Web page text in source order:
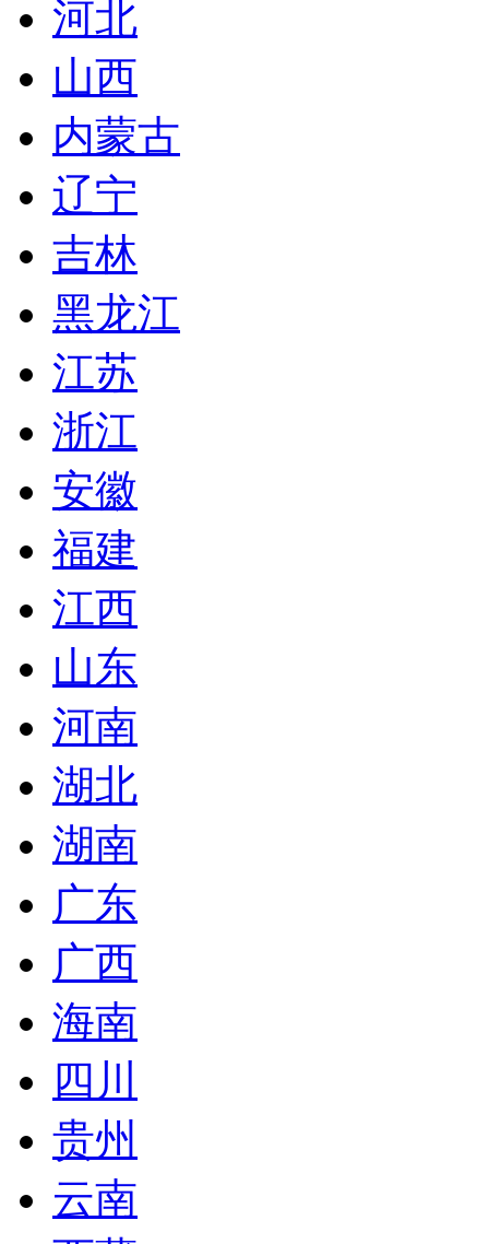
河北
山西
内蒙古
辽宁
吉林
黑龙江
江苏
浙江
安徽
福建
江西
山东
河南
湖北
湖南
广东
广西
海南
四川
贵州
云南